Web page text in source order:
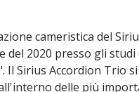
cameristica del
del 2020 presso gli
Il Sirius Accordion Trio
delle più